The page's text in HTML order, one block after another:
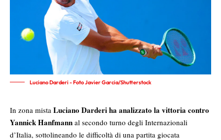
Luciano Darderi - Foto Javier Garcia/Shutterstock
In zona mista Luciano Darderi ha analizzato la vittoria contro
Yannick Hanfmann al secondo turno degli Internazionali
d’Italia, sottolineando le difficoltà di una partita giocata